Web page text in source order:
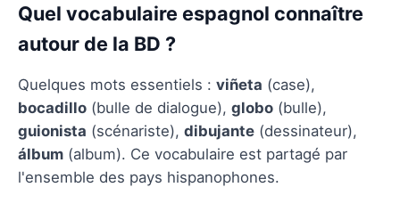
Quel vocabulaire espagnol connaître
autour de la BD ?
Quelques mots essentiels : viñeta (case),
bocadillo (bulle de dialogue), globo (bulle),
guionista (scénariste), dibujante (dessinateur),
álbum (album). Ce vocabulaire est partagé par
l'ensemble des pays hispanophones.